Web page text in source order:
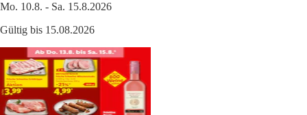
Mo. 10.8. - Sa. 15.8.2026
Gültig bis 15.08.2026